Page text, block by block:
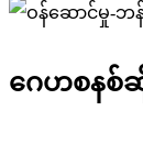
ဂေဟစနစ်